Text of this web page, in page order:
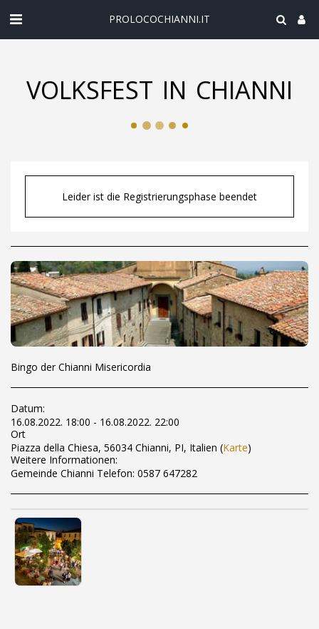
PROLOCOCHIANNI.IT
VOLKSFEST IN CHIANNI
Leider ist die Registrierungsphase beendet
Bingo der Chianni Misericordia
Datum:
16.08.2022. 18:00 - 16.08.2022. 22:00
Ort
Piazza della Chiesa, 56034 Chianni, PI, Italien (Karte)
Weitere Informationen:
Gemeinde Chianni Telefon: 0587 647282